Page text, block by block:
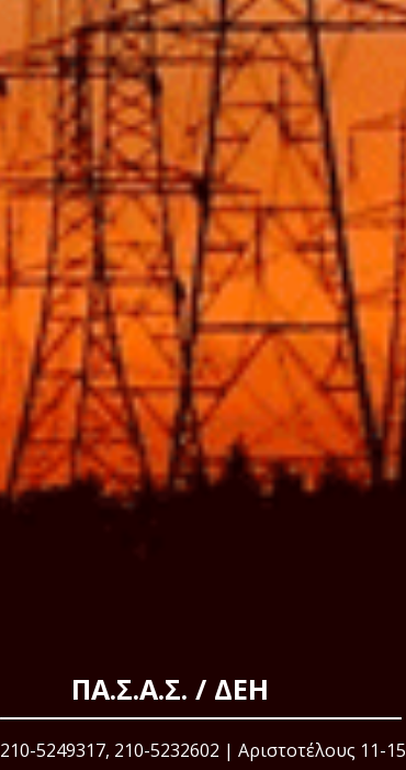
ΠΑ.Σ.Α.Σ. / ΔΕΗ
210-5249317, 210-5232602 | Αριστοτέλους 11-15